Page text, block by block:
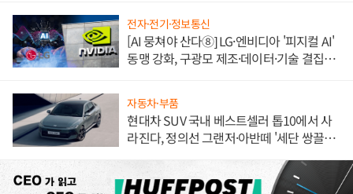
전자·전기·정보통신
[AI 뭉쳐야 산다⑧] LG·엔비디아 '피지컬 AI'
동맹 강화, 구광모 제조·데이터·기술 결집
자동차·부품
현대차 SUV 국내 베스트셀러 톱10에서 사
라진다, 정의선 그랜저·아반떼 '세단 쌍끌